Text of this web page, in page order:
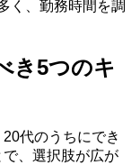
く、勤務時間を調
き5つのキ
代のうちにでき
、選択肢が広が